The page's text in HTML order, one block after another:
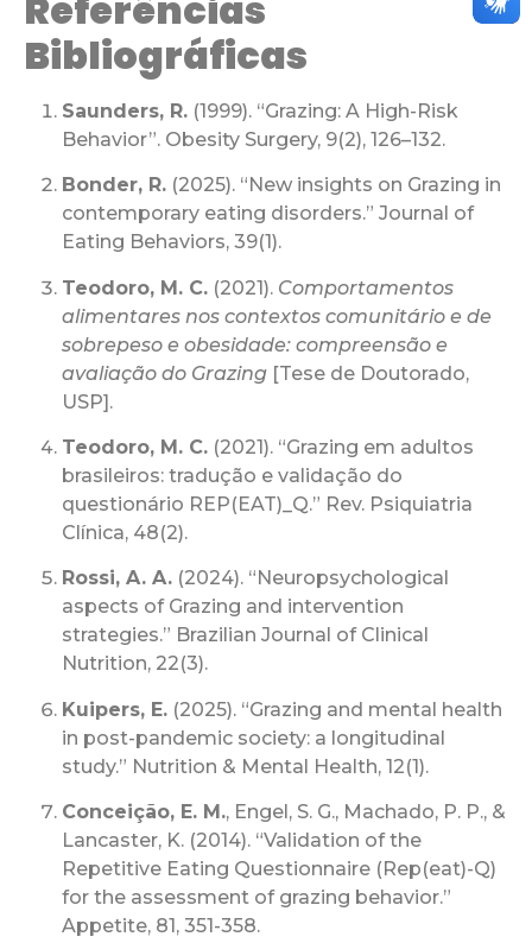
Bibliográficas
Saunders, R. (1999). “Grazing: A High-Risk
Behavior”. Obesity Surgery, 9(2), 126–132.
Bonder, R. (2025). “New insights on Grazing in
contemporary eating disorders.” Journal of
Eating Behaviors, 39(1).
Teodoro, M. C. (2021). Comportamentos
alimentares nos contextos comunitário e de
sobrepeso e obesidade: compreensão e
avaliação do Grazing [Tese de Doutorado,
USP].
Teodoro, M. C. (2021). “Grazing em adultos
brasileiros: tradução e validação do
questionário REP(EAT)_Q.” Rev. Psiquiatria
Clínica, 48(2).
Rossi, A. A. (2024). “Neuropsychological
aspects of Grazing and intervention
strategies.” Brazilian Journal of Clinical
Nutrition, 22(3).
Kuipers, E. (2025). “Grazing and mental health
in post-pandemic society: a longitudinal
study.” Nutrition & Mental Health, 12(1).
Conceição, E. M., Engel, S. G., Machado, P. P., &
Lancaster, K. (2014). “Validation of the
Repetitive Eating Questionnaire (Rep(eat)-Q)
for the assessment of grazing behavior.”
Appetite, 81, 351-358.